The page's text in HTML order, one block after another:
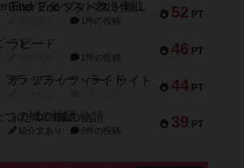
52 PT
Bitter End ブタペスト救出作戦
1件の投稿
46 PT
ラピード
1件の投稿
44 PT
ザ・フラッフィー・ライト
39 PT
ふたつの城の物語
紹介文あり 6件の投稿